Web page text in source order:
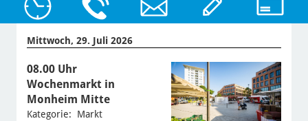
Mittwoch, 29. Juli 2026
08.00 Uhr
Wochenmarkt in
Monheim Mitte
Kategorie: Markt